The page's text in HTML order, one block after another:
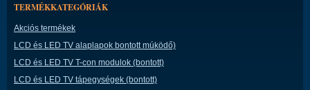
TERMÉKKATEGÓRIÁK
Akciós termékek
LCD és LED TV alaplapok bontott múködő)
LCD és LED TV T-con modulok (bontott)
LCD és LED TV tápegységek (bontott)